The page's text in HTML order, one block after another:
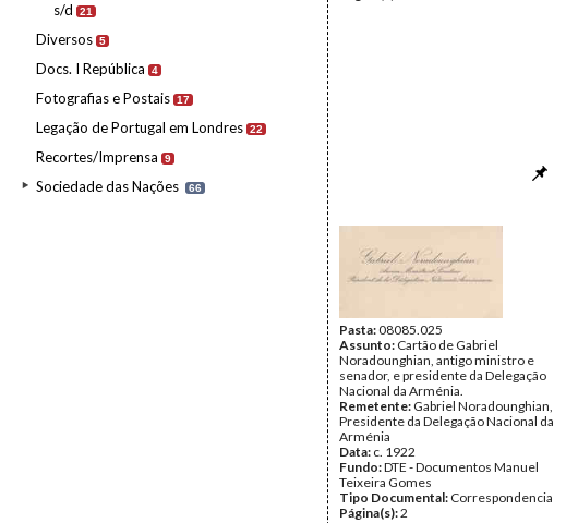
s/d 21
Diversos 5
Docs. I República 4
Fotografias e Postais 17
Legação de Portugal em Londres 22
Recortes/Imprensa 9
Sociedade das Nações 66
Pasta:08085.025
Assunto: Cartão de Gabriel
Noradounghian, antigo ministro e
senador, e presidente da Delegação
Nacional da Arménia.
Remetente: Gabriel Noradounghian,
Presidente da Delegação Nacional da
Arménia
Data: c. 1922
Fundo:DTE - Documentos Manuel
Teixeira Gomes
Tipo Documental: Correspondencia
Página(s):2